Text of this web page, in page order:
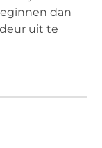
dan
uit te